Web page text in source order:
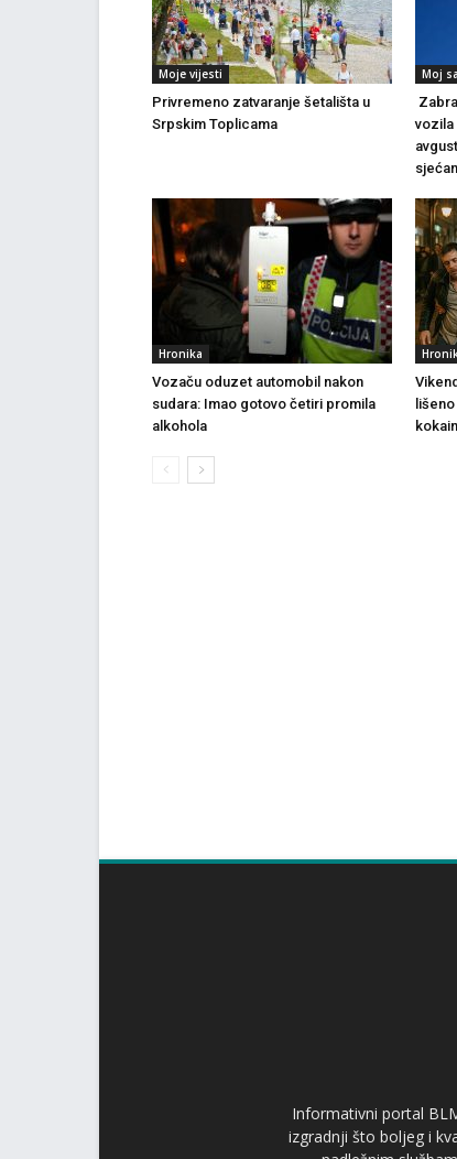
Moje vijesti
Privremeno zatvaranje šetališta u
Srpskim Toplicama
Moj
vozila
Hronika
Vozaču oduzet automobil nakon
sudara: Imao gotovo četiri promila
alkohola
kokain
Informativni portal
izgradnji što boljeg i